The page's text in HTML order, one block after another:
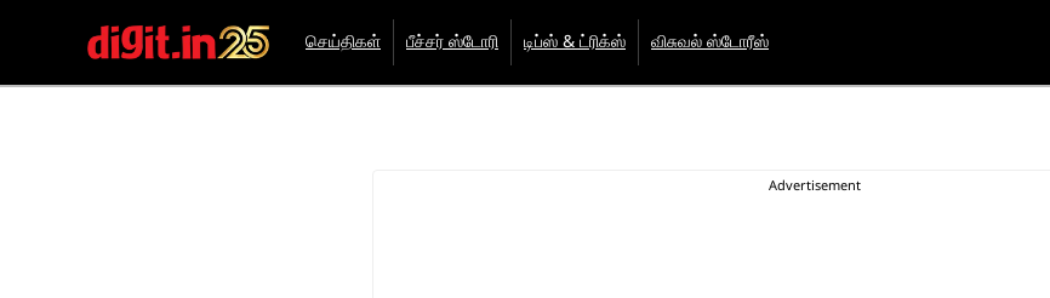
செய்திகள் பீச்சர் ஸ்டோரி டிப்ஸ் & ட்ரிக்ஸ் விசுவல் ஸ்டோரீஸ்